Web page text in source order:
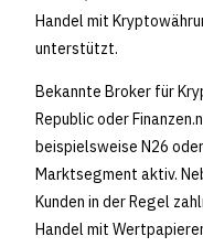
Handel mit
unterstützt.
Bekannte Broker für
Republic oder
beispielsweise N26
Marktsegment aktiv.
Kunden in der Regel
Handel mit